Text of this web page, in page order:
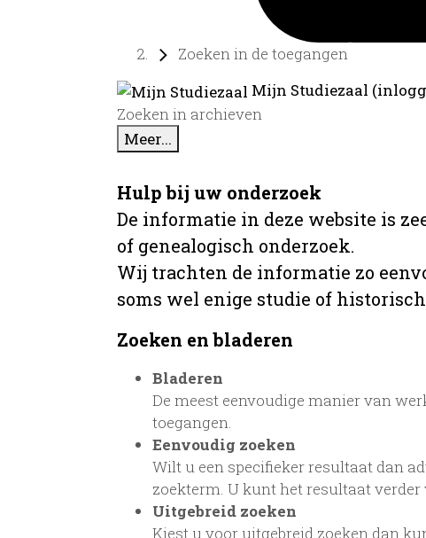
Zoeken in de toegangen
Mijn Studiezaal
Zoeken in archieven
Meer...
Hulp bij uw onderzoek
De informatie in deze website is
of genealogisch onderzoek.
Wij trachten de informatie zo
soms wel enige studie of
Zoeken en bladeren
Bladeren
De meest eenvoudige manier van
toegangen.
Eenvoudig zoeken
Wilt u een specifieker resultaat dan
zoekterm. U kunt het resultaat
Uitgebreid zoeken
Kiest u voor uitgebreid zoeken dan